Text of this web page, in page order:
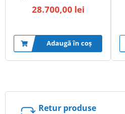
28.700,00 lei
Adaugă în coș
Retur produse